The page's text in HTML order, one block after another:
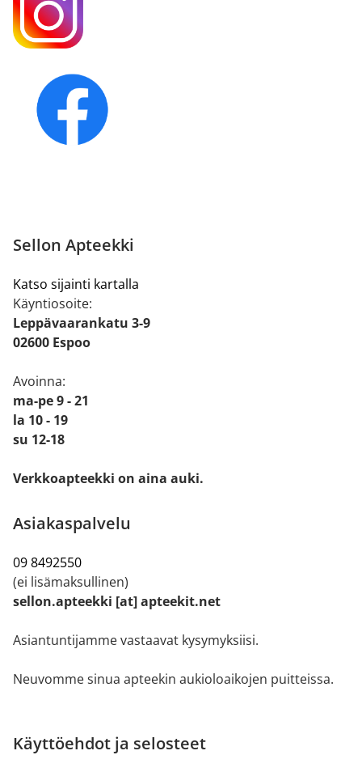
Sellon Apteekki
Katso sijainti kartalla
Käyntiosoite:
Leppävaarankatu 3-9
02600 Espoo
Avoinna:
ma-pe 9 - 21
la 10 - 19
su 12-18
Verkkoapteekki on aina auki.
Asiakaspalvelu
09 8492550
(ei lisämaksullinen)
sellon.apteekki [at] apteekit.net
Asiantuntijamme vastaavat kysymyksiisi.
Neuvomme sinua apteekin aukioloaikojen puitteissa.
Käyttöehdot ja selosteet